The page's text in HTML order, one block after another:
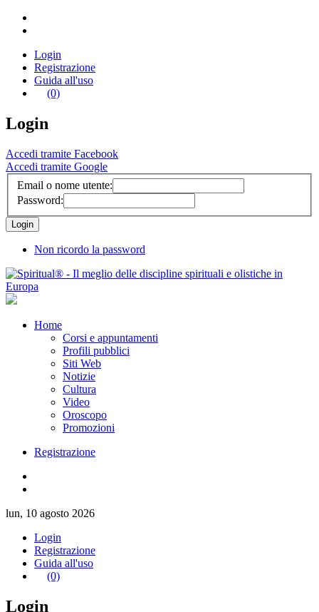
Login
Registrazione
Guida all'uso
(0)
Login
Accedi tramite Facebook
Accedi tramite Google
Email o nome utente:
Password:
Non ricordo la password
Home
Corsi e appuntamenti
Profili pubblici
Siti Web
Notizie
Cultura
Video
Oroscopo
Promozioni
Registrazione
lun, 10 agosto 2026
Login
Registrazione
Guida all'uso
(0)
Login